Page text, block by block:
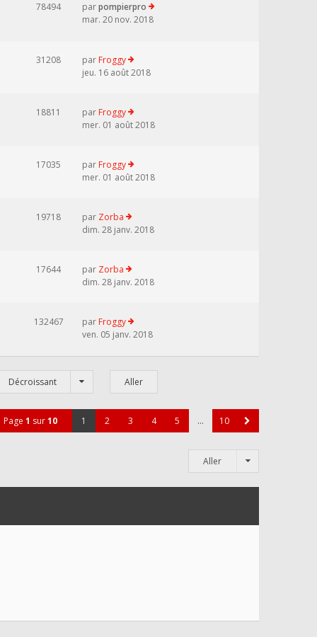
78494 parpompierpro
mar. 20 nov. 2018
31208 par Froggy
jeu. 16 août 2018
18811 par Froggy
mer. 01 août 2018
17035 par Froggy
mer. 01 août 2018
19718 par Zorba
dim. 28 janv. 2018
17644 par Zorba
dim. 28 janv. 2018
132467 par Froggy
ven. 05 janv. 2018
Décroissant
Page 1 sur10 1 2 3 4 5 … 10
Aller